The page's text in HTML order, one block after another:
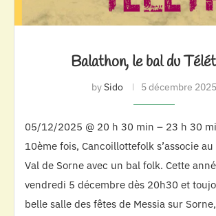
Balathon, le bal du
bySido 5 décembre 2025
05/12/2025 @ 20 h 30 min – 23 h 30
10ème fois, Cancoillottefolk s’associe
Val de Sorne avec un bal folk. Cette
vendredi 5 décembre dès 20h30 et
belle salle des fêtes de Messia sur